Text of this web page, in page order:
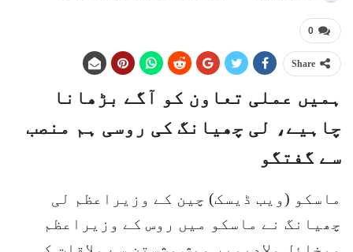
0
Share
ہمیں عملی تعاون کو آگے بڑھانا
چاہیے، لی چھیانگ کی روسی ہم منصب
سے گفتگو
ماسکو (ویب ڈیسک) چین کے وزیراعظم لی
چھیانگ نے ماسکو میں روس کے وزیراعظم